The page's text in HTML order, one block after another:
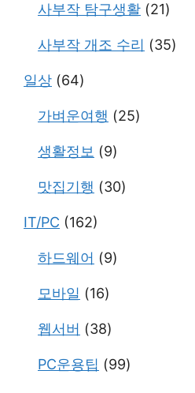
사부작 탐구생활 (21)
사부작 개조 수리 (35)
일상 (64)
가벼운여행 (25)
생활정보 (9)
맛집기행 (30)
IT/PC (162)
하드웨어 (9)
모바일 (16)
웹서버 (38)
PC운용팁 (99)